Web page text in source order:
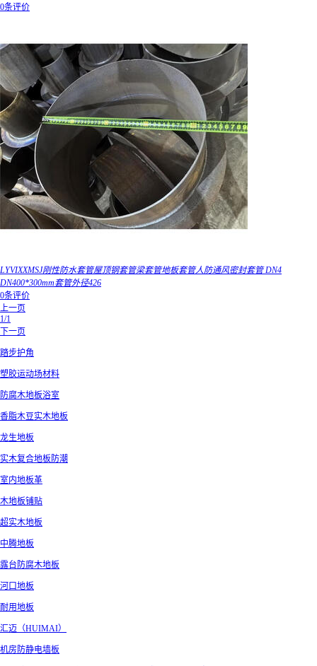
0条评价
LYVIXXMSJ刚性防水套管屋顶钢套管梁套管地板套管人防通风密封套管 DN4
DN400*300mm套管外径426
0条评价
上一页
1/1
下一页
踏步护角
塑胶运动场材料
防腐木地板浴室
香脂木豆实木地板
龙生地板
实木复合地板防潮
室内地板革
木地板铺贴
超实木地板
中腾地板
露台防腐木地板
河口地板
耐用地板
汇迈（HUIMAI）
机房防静电墙板